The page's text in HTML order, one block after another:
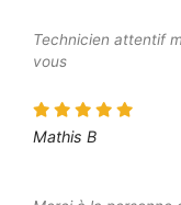
Technicien attentif
vous
Mathis B